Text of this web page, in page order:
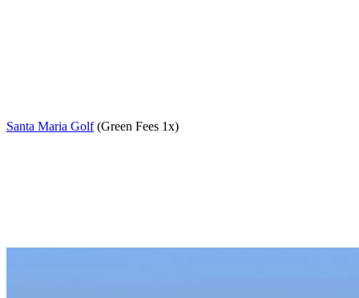
Santa Maria Golf(Green Fees 1x)